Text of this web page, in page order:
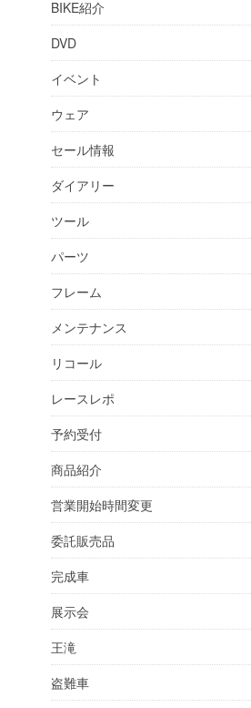
BIKE紹介
DVD
イベント
ウェア
セール情報
ダイアリー
ツール
パーツ
フレーム
メンテナンス
リコール
レースレポ
予約受付
商品紹介
営業開始時間変更
委託販売品
完成車
展示会
王滝
盗難車